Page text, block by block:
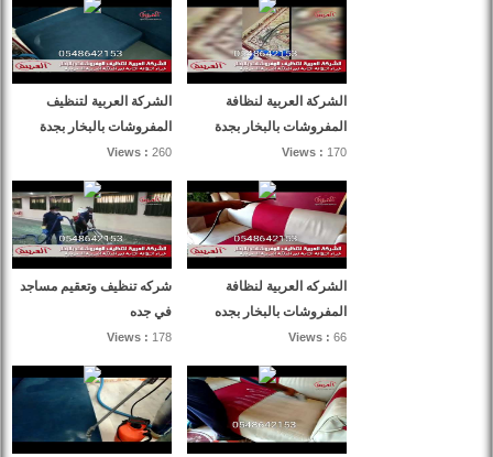
الشركة العربية لتنظيف
المفروشات بالبخار بجدة
Views : 260
الشركة العربية لنظافة
المفروشات بالبخار بجدة
Views : 170
شركه تنظيف وتعقيم مساجد
في جده
Views : 178
الشركه العربية لنظافة
المفروشات بالبخار بجده
Views : 66